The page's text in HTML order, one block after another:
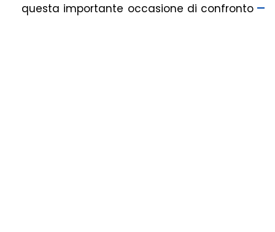
questa importante occasione di confronto